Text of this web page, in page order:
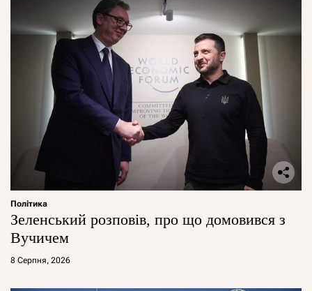
Політика
Зеленський розповів, про що домовився з
Вучичем
8 Серпня, 2026